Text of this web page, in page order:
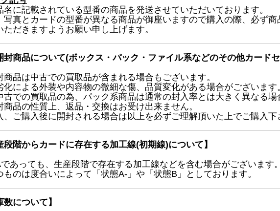
に記載されている型番の商品を発送させていただいております。
写真とカードの型番が異なる商品が御座いますので購入の際、必ず
ただきますようお願い申し上げます。
封商品について(ボックス・パック・ファイル系などのその他カードセ
商品は中古での買取品が含まれる場合もございます。
化による外装や内容物の微細な傷、品質変化がある場合がございます
古での買取品の為、パック系商品は通常の封入率とは大きく異なる場
商品の性質上、返品・交換はお受け出来ません。
、ご購入後に開封される場合は以上を必ずご理解頂いた上でご購入下
段階からカードに存在する加工線(初期線)について】
あっても、生産段階で存在する加工線などを含む場合がございます
ものは度合いによって「状態A-」や「状態B」としております。
数について】